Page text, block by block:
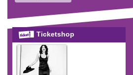
Ticketshop